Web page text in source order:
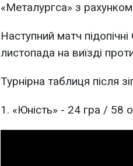
«Металургса» з
Наступний матч
листопада на виїзді
Турнірна таблиця після
1. «Юність» - 24 гра / 58